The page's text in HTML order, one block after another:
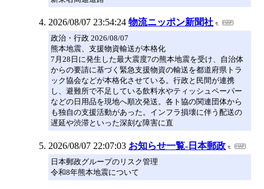
2026/08/07 23:54:24 物流ニッポン新聞社
政治・行政 2026/08/07
熊本地震、支援物資輸送が本格化
7月28日に発生した最大震度7の熊本地震を受け、自治体
からの要請に基づく緊急支援物資の輸送を都道府県トラ
ック協会などが本格化させている。行政と民間が連携
し、避難所で不足している飲料水やティッシュペーパー
などの日用品を現地へ順次発送。各ト協の関連団体から
も独自の支援活動があった。インフラ損壊に伴う配送の
遅延や渋滞といった深刻な障害に直
2026/08/07 22:07:03 お知らせ一覧‐日本郵政
日本郵政グループのリスク管理
令和8年熊本地震について